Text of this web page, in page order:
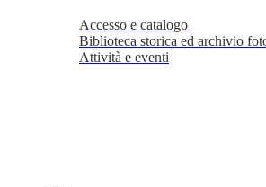
Accesso e catalogo
Biblioteca storica ed archivio
Attività e eventi